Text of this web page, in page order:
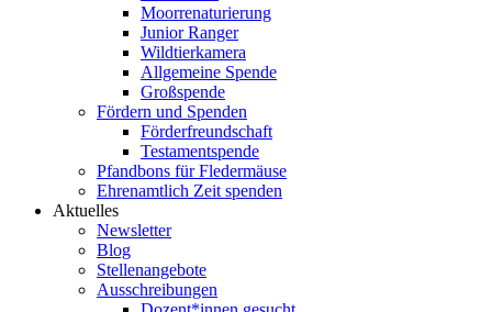
Moorrenaturierung
Junior Ranger
Wildtierkamera
Allgemeine Spende
Großspende
Fördern und Spenden
Förderfreundschaft
Testamentspende
Pfandbons für Fledermäuse
Ehrenamtlich Zeit spenden
Aktuelles
Newsletter
Blog
Stellenangebote
Ausschreibungen